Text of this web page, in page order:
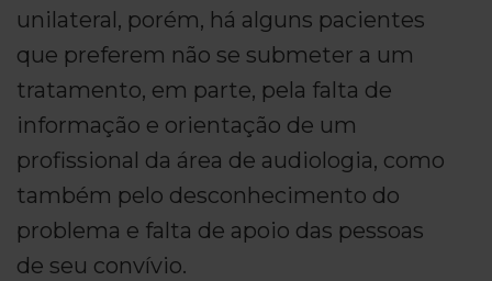
unilateral, porém, há alguns pacientes
que preferem não se submeter a um
tratamento, em parte, pela falta de
informação e orientação de um
profissional da área de audiologia, como
também pelo desconhecimento do
problema e falta de apoio das pessoas
de seu convívio.